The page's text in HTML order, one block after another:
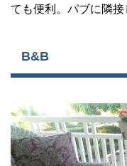
ても便利。パブに隣接
B&B